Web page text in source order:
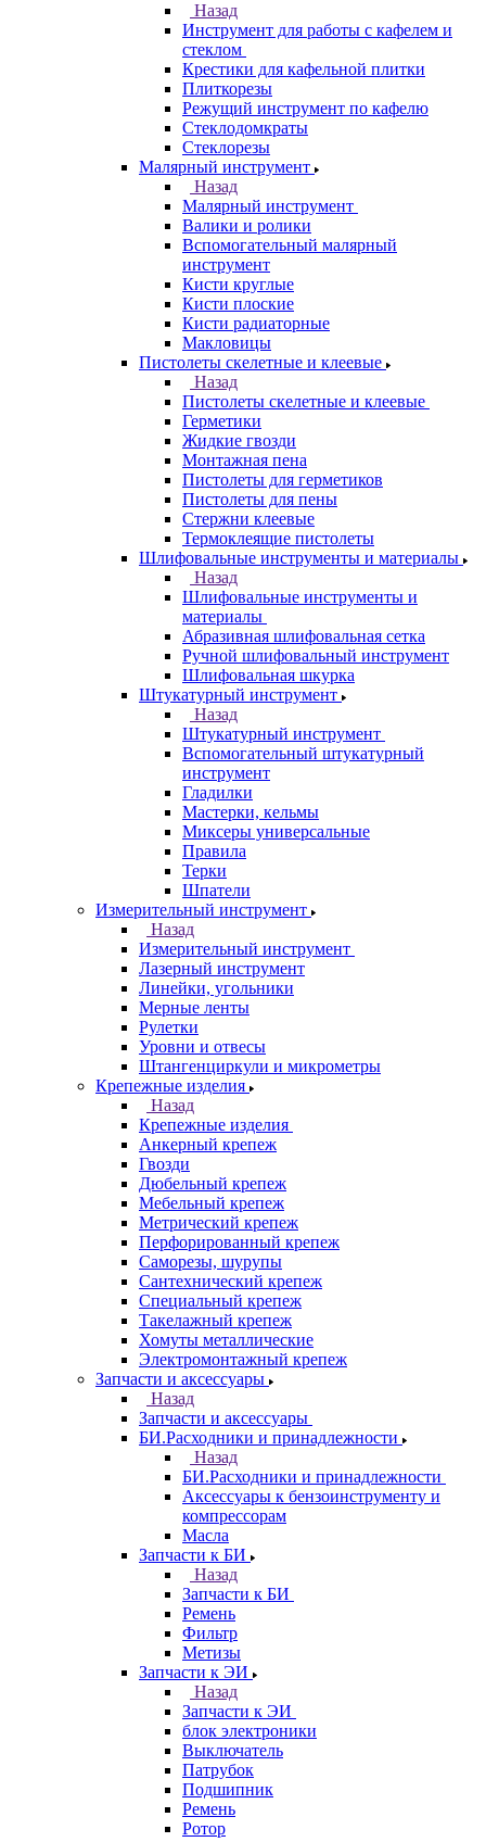
Назад
Инструмент для работы с кафелем и
стеклом
Крестики для кафельной плитки
Плиткорезы
Режущий инструмент по кафелю
Стеклодомкраты
Стеклорезы
Малярный инструмент
Назад
Малярный инструмент
Валики и ролики
Вспомогательный малярный
инструмент
Кисти круглые
Кисти плоские
Кисти радиаторные
Макловицы
Пистолеты скелетные и клеевые
Назад
Пистолеты скелетные и клеевые
Герметики
Жидкие гвозди
Монтажная пена
Пистолеты для герметиков
Пистолеты для пены
Стержни клеевые
Термоклеящие пистолеты
Шлифовальные инструменты и материалы
Назад
Шлифовальные инструменты и
материалы
Абразивная шлифовальная сетка
Ручной шлифовальный инструмент
Шлифовальная шкурка
Штукатурный инструмент
Назад
Штукатурный инструмент
Вспомогательный штукатурный
инструмент
Гладилки
Мастерки, кельмы
Миксеры универсальные
Правила
Терки
Шпатели
Измерительный инструмент
Назад
Измерительный инструмент
Лазерный инструмент
Линейки, угольники
Мерные ленты
Рулетки
Уровни и отвесы
Штангенциркули и микрометры
Крепежные изделия
Назад
Крепежные изделия
Анкерный крепеж
Гвозди
Дюбельный крепеж
Мебельный крепеж
Метрический крепеж
Перфорированный крепеж
Саморезы, шурупы
Сантехнический крепеж
Специальный крепеж
Такелажный крепеж
Хомуты металлические
Электромонтажный крепеж
Запчасти и аксессуары
Назад
Запчасти и аксессуары
БИ.Расходники и принадлежности
Назад
БИ.Расходники и принадлежности
Аксессуары к бензоинструменту и
компрессорам
Масла
Запчасти к БИ
Назад
Запчасти к БИ
Ремень
Фильтр
Метизы
Запчасти к ЭИ
Назад
Запчасти к ЭИ
блок электроники
Выключатель
Патрубок
Подшипник
Ремень
Ротор